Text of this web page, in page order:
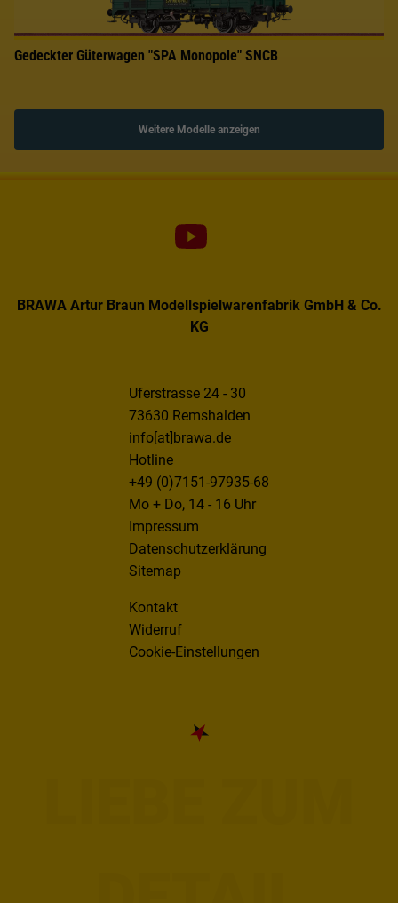
Gedeckter Güterwagen "SPA Monopole" SNCB
Weitere Modelle anzeigen
BRAWA Artur Braun Modellspielwarenfabrik GmbH & Co.
KG
Uferstrasse 24 - 30
73630 Remshalden
info[at]brawa.de
Hotline
+49 (0)7151-97935-68
Mo + Do, 14 - 16 Uhr
Impressum
Datenschutzerklärung
Sitemap
Kontakt
Widerruf
Cookie-Einstellungen